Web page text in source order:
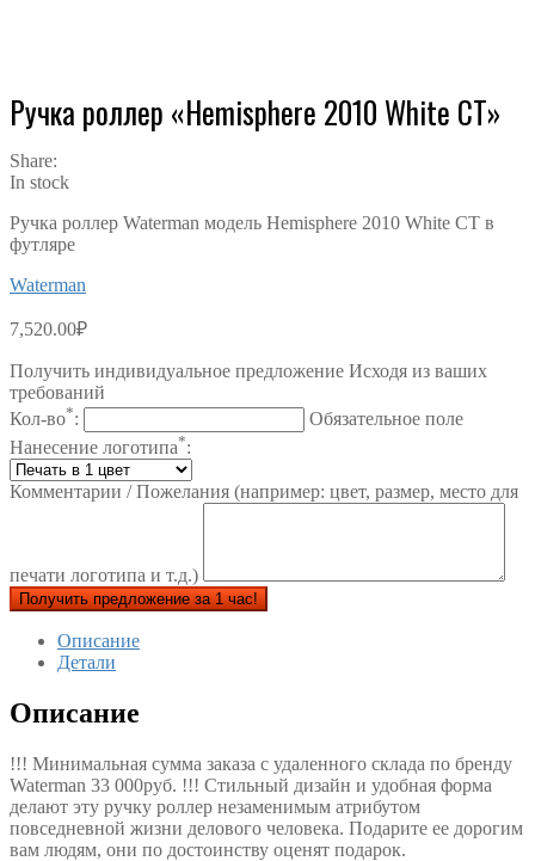
Ручка роллер «Hemisphere 2010 White CТ»
Share:
In stock
Ручка роллер Waterman модель Hemisphere 2010 White CТ в
футляре
Waterman
7,520.00₽
Получить индивидуальное предложение Исходя из ваших
требований
Кол-во*:
Обязательное поле
Нанесение логотипа*:
Комментарии / Пожелания (например: цвет, размер, место для
печати логотипа и т.д.)
Получить предложение за 1 час!
Описание
Детали
Описание
!!! Минимальная сумма заказа с удаленного склада по бренду
Waterman 33 000руб. !!! Стильный дизайн и удобная форма
делают эту ручку роллер незаменимым атрибутом
повседневной жизни делового человека. Подарите ее дорогим
вам людям, они по достоинству оценят подарок.